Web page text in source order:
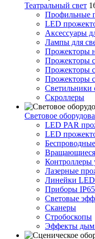
Театральный свет
Профильные
LED
Аксессуары
Лампы для
Прожекторы
Прожекторы
Прожекторы
Прожекторы
Светильники
Скроллеры
Световое
LED PAR
LED
Контроллеры
Лазерные
Линейки
Приборы IP65
Световые
Сканеры
Стробоскопы
Эффекты